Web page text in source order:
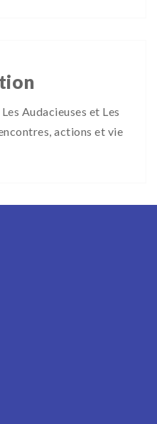
Audacieuses et Les
actions et vie